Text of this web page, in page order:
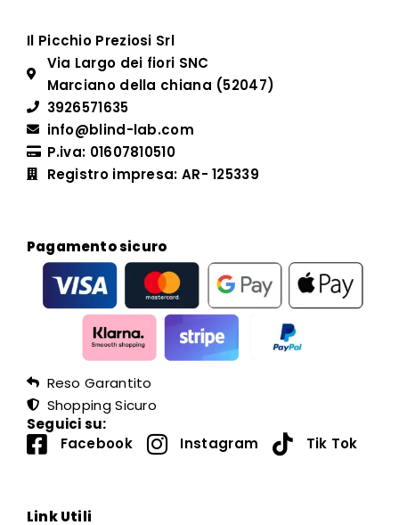
Il Picchio Preziosi Srl
Via Largo dei fiori SNC
Marciano della chiana (52047)
3926571635
info@blind-lab.com
P.iva: 01607810510
Registro impresa: AR- 125339
Pagamento sicuro
Reso Garantito
Shopping Sicuro
Seguici su:
Facebook
Instagram Tik Tok
Link Utili